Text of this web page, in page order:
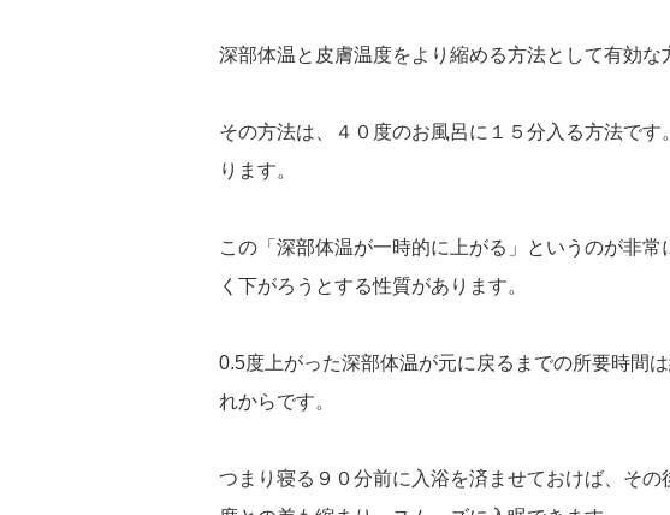
深部体温と皮膚温度をより縮める方法として有効な
その方法は、４０度のお風呂に１５分入る方法で
ります。
この「深部体温が一時的に上がる」というのが非
く下がろうとする性質があります。
0.5度上がった深部体温が元に戻るまでの所要時間
れからです。
つまり寝る９０分前に入浴を済ませておけば、そ